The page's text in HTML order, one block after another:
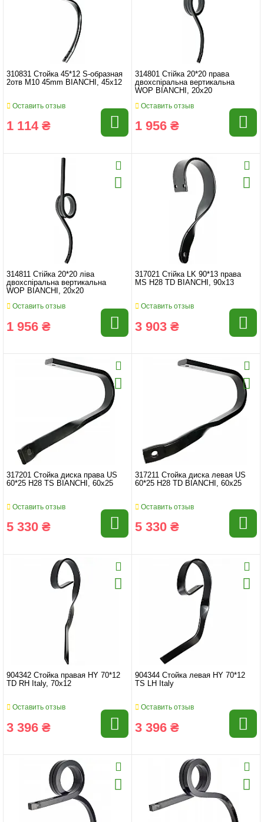
310831 Стойка 45*12 S-образная
2отв M10 45mm BIANCHI, 45x12
Оставить отзыв
1 114 ₴
314801 Стійка 20*20 права
двохспіральна вертикальна
WOP BIANCHI, 20x20
Оставить отзыв
1 956 ₴
314811 Стійка 20*20 ліва
двохспіральна вертикальна
WOP BIANCHI, 20x20
Оставить отзыв
1 956 ₴
317021 Стійка LK 90*13 права
MS H28 TD BIANCHI, 90x13
Оставить отзыв
3 903 ₴
317201 Стойка диска права US
60*25 H28 TS BIANCHI, 60x25
Оставить отзыв
5 330 ₴
317211 Стойка диска левая US
60*25 H28 TD BIANCHI, 60x25
Оставить отзыв
5 330 ₴
904342 Стойка правая HY 70*12
TD RH Italy, 70x12
Оставить отзыв
3 396 ₴
904344 Стойка левая HY 70*12
TS LH Italy
Оставить отзыв
3 396 ₴